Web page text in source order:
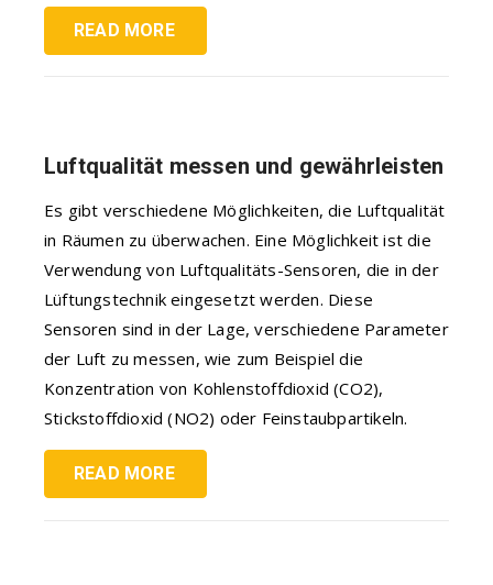
READ MORE
Luftqualität messen und gewährleisten
Es gibt verschiedene Möglichkeiten, die Luftqualität
in Räumen zu überwachen. Eine Möglichkeit ist die
Verwendung von Luftqualitäts-Sensoren, die in der
Lüftungstechnik eingesetzt werden. Diese
Sensoren sind in der Lage, verschiedene Parameter
der Luft zu messen, wie zum Beispiel die
Konzentration von Kohlenstoffdioxid (CO2),
Stickstoffdioxid (NO2) oder Feinstaubpartikeln.
READ MORE